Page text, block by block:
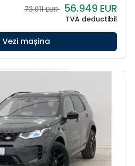
73.011 EUR 56.949 EUR
TVA deductibil
Vezi mașina